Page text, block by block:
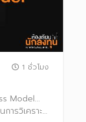
1 ชั่วโมง
Model...
ารวิเคราะห์